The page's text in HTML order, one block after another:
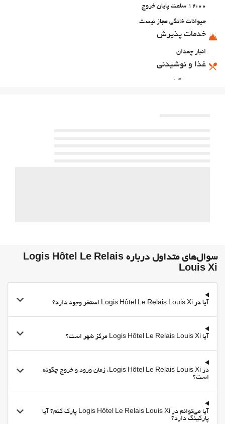
12:00 ساعت پایان خروج
حیوانات خانگی مجاز نیست
خدمات پذیرش
انبار چمدان
غذا و نوشیدنی
سوال‌های متداول درباره Logis Hôtel Le Relais
Louis Xi
آیا در Logis Hôtel Le Relais Louis Xi استخر وجود دارد؟
آیا Logis Hôtel Le Relais Louis Xi مرکز شهر است؟
در Logis Hôtel Le Relais Louis Xi، زمان ورود و خروج چگونه
است؟
آیا می‌توانم در Logis Hôtel Le Relais Louis Xi پارک کنم؟ آیا
پارکینگ دارد؟